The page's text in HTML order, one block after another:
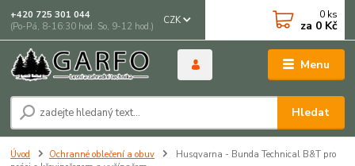
Menu
CZK
Hledat
+420 725 301 044
(Po-Pá, 8-16:30 hod. So, 9-12 hod.)
0 ks
za 0 Kč
Úvod Ochranné oblečení a obuv
Husqvarna - Bunda Technical B&T pro